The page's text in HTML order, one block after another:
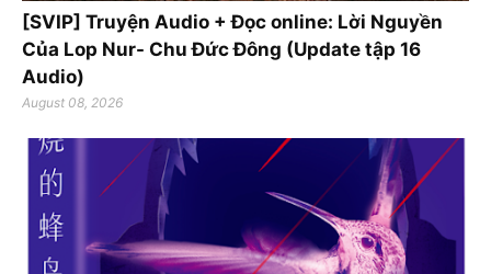
[SVIP] Truyện Audio + Đọc online: Lời Nguyền
Của Lop Nur- Chu Đức Đông (Update tập 16
Audio)
August 08, 2026